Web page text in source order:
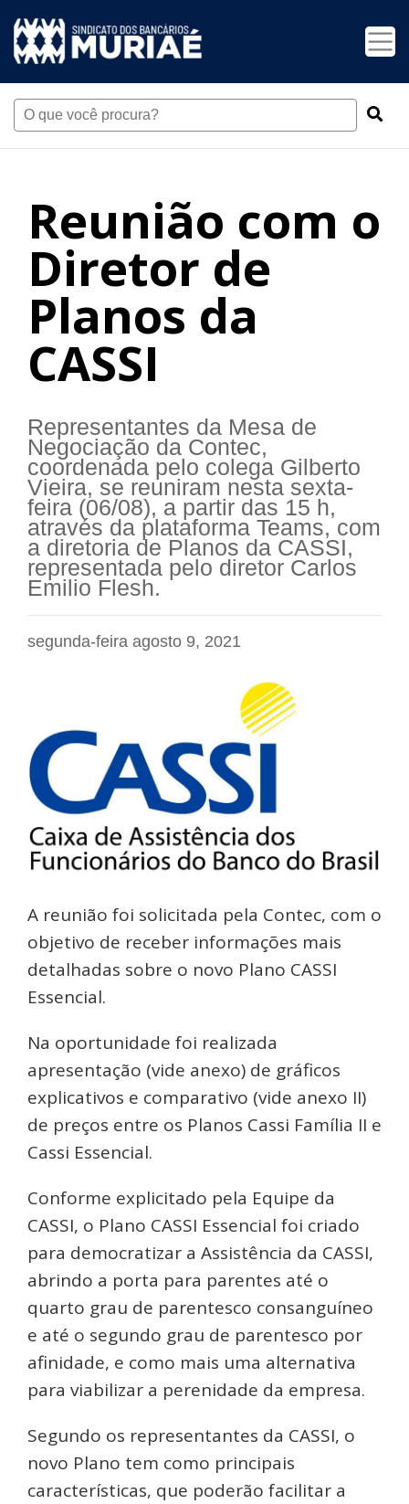
Reunião com o
Diretor de
Planos da
CASSI
Representantes da Mesa de
Negociação da Contec,
coordenada pelo colega Gilberto
Vieira, se reuniram nesta sexta-
feira (06/08), a partir das 15 h,
através da plataforma Teams, com
a diretoria de Planos da CASSI,
representada pelo diretor Carlos
Emilio Flesh.
segunda-feira agosto 9, 2021
A reunião foi solicitada pela Contec, com o
objetivo de receber informações mais
detalhadas sobre o novo Plano CASSI
Essencial.
Na oportunidade foi realizada
apresentação (vide anexo) de gráficos
explicativos e comparativo (vide anexo II)
de preços entre os Planos Cassi Família II e
Cassi Essencial.
Conforme explicitado pela Equipe da
CASSI, o Plano CASSI Essencial foi criado
para democratizar a Assistência da CASSI,
abrindo a porta para parentes até o
quarto grau de parentesco consanguíneo
e até o segundo grau de parentesco por
afinidade, e como mais uma alternativa
para viabilizar a perenidade da empresa.
Segundo os representantes da CASSI, o
novo Plano tem como principais
características, que poderão facilitar a